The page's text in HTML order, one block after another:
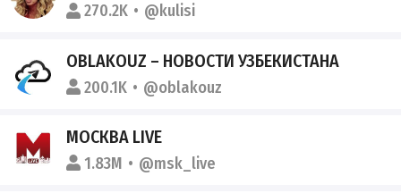
270.2K @kulisi
OBLAKOUZ – НОВОСТИ УЗБЕКИСТАНА
200.1K @oblakouz
МОСКВА LIVE
1.83M @msk_live